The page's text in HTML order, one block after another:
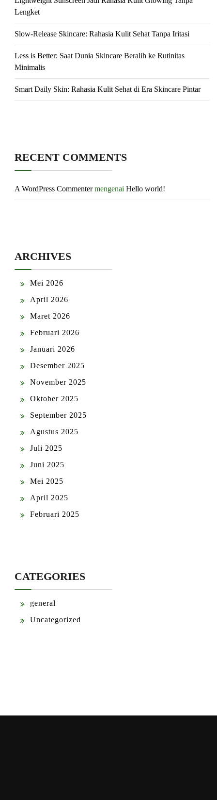
Lengket
Slow-Release Skincare: Rahasia Kulit Sehat Tanpa Iritasi
Less is Better: Saat Dunia Skincare Beralih ke Rutinitas
Minimalis
Smart Daily Skin: Rahasia Kulit Sehat di Era Skincare Pintar
RECENT COMMENTS
A WordPress Commentermengenai Hello world!
ARCHIVES
Mei 2026
April 2026
Maret 2026
Februari 2026
Januari 2026
Desember 2025
November 2025
Oktober 2025
September 2025
Agustus 2025
Juli 2025
Juni 2025
Mei 2025
April 2025
Februari 2025
CATEGORIES
general
Uncategorized